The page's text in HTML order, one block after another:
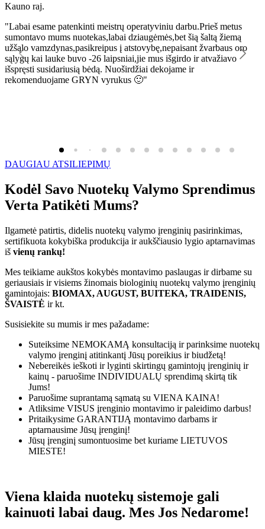
Kauno raj.
"Labai esame patenkinti meistrų operatyviniu darbu.Prieš metus
sumontavo mums nuotekas,labai dziaugėmės,bet šią šaltą žiemą
užšąlo vamzdynas,pasikreipus į atstovybę,nepaisant žvarbaus oro
sąlygų kai lauke buvo -26 laipsniai,jie mus išgirdo ir atvažiavo
išspręsti susidariusią bėdą. Nuoširdžiai dekojame ir
rekomenduojame GRYN vyrukus 🙂"
DAUGIAU ATSILIEPIMŲ
Kodėl Savo Nuotekų Valymo Sprendimus
Verta Patikėti Mums?
Ilgametė patirtis, didelis nuotekų valymo įrenginių pasirinkimas,
sertifikuota kokybiška produkcija ir aukščiausio lygio aptarnavimas
iš vienų rankų!
Mes teikiame aukštos kokybės montavimo paslaugas ir dirbame su
geriausiais ir visiems žinomais biologinių nuotekų valymo įrenginių
gamintojais: BIOMAX, AUGUST, BUITEKA, TRAIDENIS,
ŠVAISTĖ ir kt.
Susisiekite su mumis ir mes pažadame:
Suteiksime NEMOKAMĄ konsultaciją ir parinksime nuotekų
valymo įrenginį atitinkantį Jūsų poreikius ir biudžetą!
Nebereikės ieškoti ir lyginti skirtingų gamintojų įrenginių ir
kainų - paruošime INDIVIDUALŲ sprendimą skirtą tik
Jums!
Paruošime suprantamą sąmatą su VIENA KAINA!
Atliksime VISUS įrenginio montavimo ir paleidimo darbus!
Pritaikysime GARANTIJĄ montavimo darbams ir
aptarnausime Jūsų įrenginį!
Jūsų įrenginį sumontuosime bet kuriame LIETUVOS
MIESTE!
Viena klaida nuotekų sistemoje gali
kainuoti labai daug. Mes Jos Nedarome!